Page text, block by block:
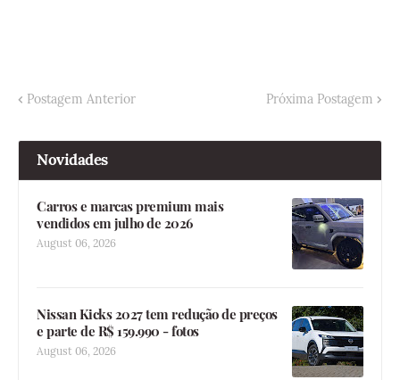
Postagem Anterior Próxima Postagem
Novidades
Carros e marcas premium mais
vendidos em julho de 2026
August 06, 2026
Nissan Kicks 2027 tem redução de preços
e parte de R$ 159.990 - fotos
August 06, 2026